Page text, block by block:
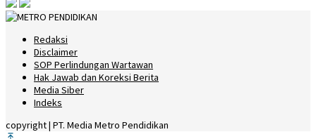
Redaksi
Disclaimer
SOP Perlindungan Wartawan
Hak Jawab dan Koreksi Berita
Media Siber
Indeks
copyright | PT. Media Metro Pendidikan